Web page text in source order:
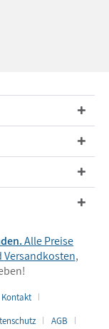
Alle Preise
Versandkosten,
Kontakt
AGB